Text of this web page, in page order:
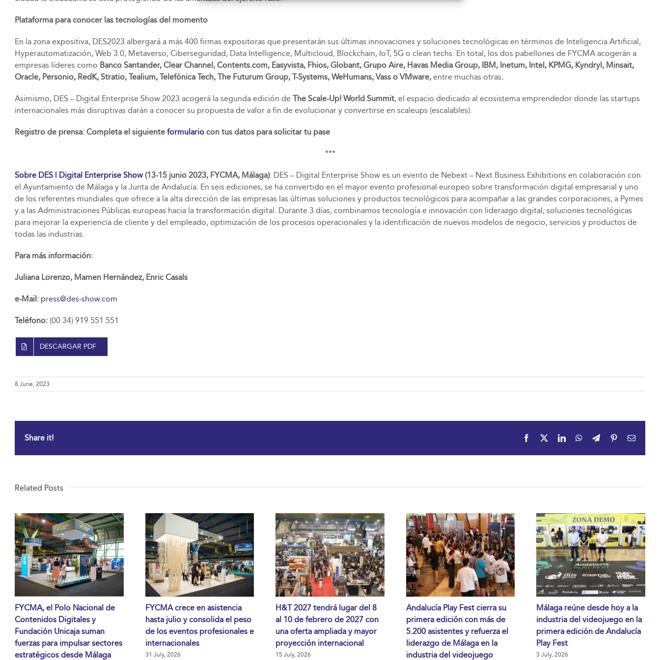
Plataforma para conocer las tecnologías del momento
En la zona expositiva, DES2023 albergará a más 400 firmas expositoras que presentarán sus últimas innovaciones y soluciones tecnológicas en términos de Inteligencia Artificial,
Hyperautomatización, Web 3.0, Metaverso, Ciberseguridad, Data Intelligence, Multicloud, Blockchain, IoT, 5G o clean techs. En total, los dos pabellones de FYCMA acogerán a
empresas líderes como Banco Santander, Clear Channel, Contents.com, Easyvista, Fhios, Globant, Grupo Aire, Havas Media Group, IBM, Inetum, Intel, KPMG, Kyndryl, Minsait,
Oracle, Personio, RedK, Stratio, Tealium, Telefónica Tech, The Futurum Group, T-Systems, WeHumans, Vass o VMware, entre muchas otras.
Asimismo, DES – Digital Enterprise Show 2023 acogerá la segunda edición de The Scale-Up! World Summit, el espacio dedicado al ecosistema emprendedor donde las startups
internacionales más disruptivas darán a conocer su propuesta de valor a fin de evolucionar y convertirse en scaleups (escalables).
Registro de prensa: Completa el siguiente formulariocon tus datos para solicitar tu pase
***
Sobre DES | Digital Enterprise Show(13-15 junio 2023, FYCMA, Málaga): DES – Digital Enterprise Show es un evento de Nebext – Next Business Exhibitions en colaboración con
el Ayuntamiento de Málaga y la Junta de Andalucía. En seis ediciones, se ha convertido en el mayor evento profesional europeo sobre transformación digital empresarial y uno
de los referentes mundiales que ofrece a la alta dirección de las empresas las últimas soluciones y productos tecnológicos para acompañar a las grandes corporaciones, a Pymes
y a las Administraciones Públicas europeas hacia la transformación digital. Durante 3 días, combinamos tecnología e innovación con liderazgo digital, soluciones tecnológicas
para mejorar la experiencia de cliente y del empleado, optimización de los procesos operacionales y la identificación de nuevos modelos de negocio, servicios y productos de
todas las industrias.
Para más información:
Juliana Lorenzo, Mamen Hernández, Enric Casals
e-Mail: press@des-show.com
Teléfono:(00 34) 919 551 551
DESCARGAR PDF
8 June, 2023
Share it! Facebook LinkedInWhatsApp
TelegramPinterestEmail
Related Posts
FYCMA, el Polo Nacional de
Contenidos Digitales y
Fundación Unicaja suman
fuerzas para impulsar sectores
estratégicos desde Málaga
FYCMA crece en asistencia
hasta julio y consolida el peso
de los eventos profesionales e
internacionales
31 July, 2026
H&T 2027 tendrá lugar del 8
al 10 de febrero de 2027 con
una oferta ampliada y mayor
proyección internacional
15 July, 2026
Andalucía Play Fest cierra su
primera edición con más de
5.200 asistentes y refuerza el
liderazgo de Málaga en la
industria del videojuego
Málaga reúne desde hoy a la
industria del videojuego en la
primera edición de Andalucía
Play Fest
3 July, 2026